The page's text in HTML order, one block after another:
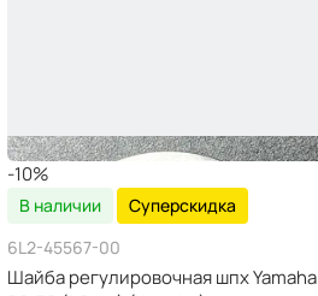
-10%
В наличии
Суперскидка
6L2-45567-00
Шайба регулировочная шпх Yamaha